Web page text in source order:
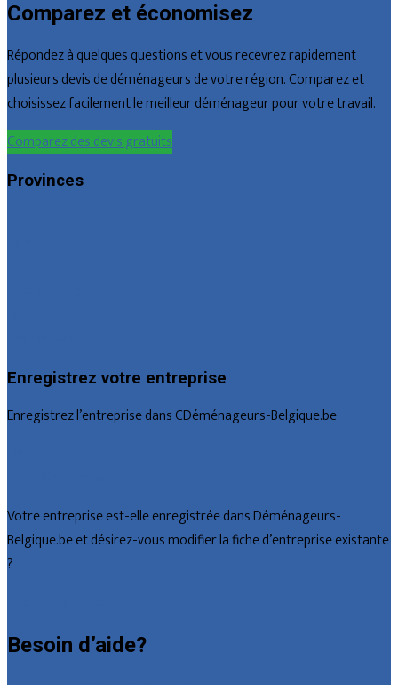
Comparez et économisez
Répondez à quelques questions et vous recevrez rapidement
plusieurs devis de déménageurs de votre région. Comparez et
choisissez facilement le meilleur déménageur pour votre travail.
Comparez des devis gratuits
Provinces
Enregistrez votre entreprise
Enregistrez l’entreprise dans CDéménageurs-Belgique.be
Votre entreprise est-elle enregistrée dans Déménageurs-
Belgique.be et désirez-vous modifier la fiche d’entreprise existante
?
Besoin d’aide?